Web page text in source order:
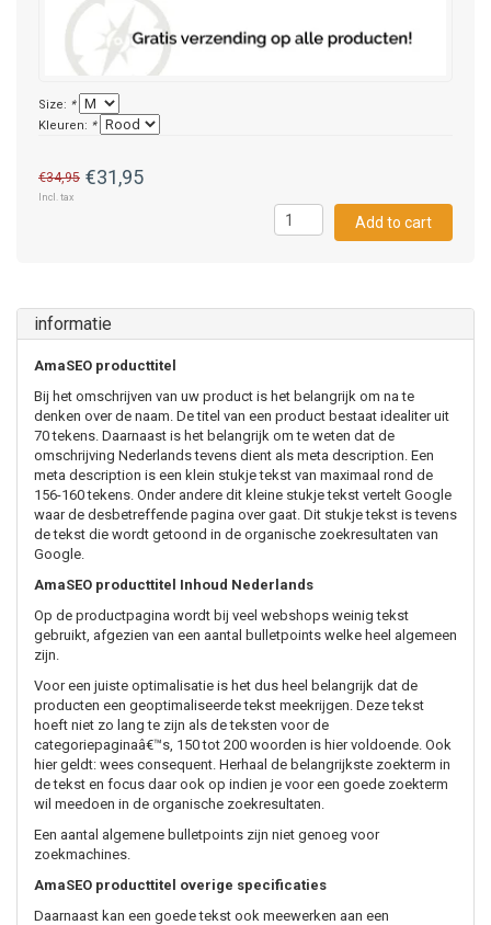
Size: *
Kleuren: *
€34,95 €31,95
Incl. tax
Add to cart
informatie
AmaSEO producttitel
Bij het omschrijven van uw product is het belangrijk om na te
denken over de naam. De titel van een product bestaat idealiter uit
70 tekens. Daarnaast is het belangrijk om te weten dat de
omschrijving Nederlands tevens dient als meta description. Een
meta description is een klein stukje tekst van maximaal rond de
156-160 tekens. Onder andere dit kleine stukje tekst vertelt Google
waar de desbetreffende pagina over gaat. Dit stukje tekst is tevens
de tekst die wordt getoond in de organische zoekresultaten van
Google.
AmaSEO producttitel Inhoud Nederlands
Op de productpagina wordt bij veel webshops weinig tekst
gebruikt, afgezien van een aantal bulletpoints welke heel algemeen
zijn.
Voor een juiste optimalisatie is het dus heel belangrijk dat de
producten een geoptimaliseerde tekst meekrijgen. Deze tekst
hoeft niet zo lang te zijn als de teksten voor de
categoriepaginaâ€™s, 150 tot 200 woorden is hier voldoende. Ook
hier geldt: wees consequent. Herhaal de belangrijkste zoekterm in
de tekst en focus daar ook op indien je voor een goede zoekterm
wil meedoen in de organische zoekresultaten.
Een aantal algemene bulletpoints zijn niet genoeg voor
zoekmachines.
AmaSEO producttitel overige specificaties
Daarnaast kan een goede tekst ook meewerken aan een